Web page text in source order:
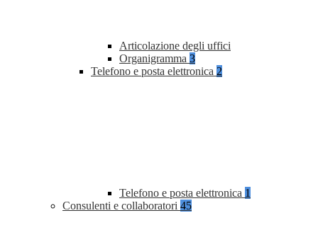
Articolazione degli uffici
Organigramma 3
Telefono e posta elettronica 2
Telefono e posta elettronica 1
Consulenti e collaboratori 45